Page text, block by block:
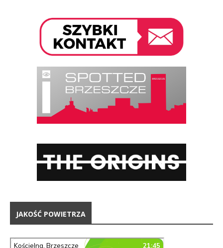
JAKOŚĆ POWIETRZA